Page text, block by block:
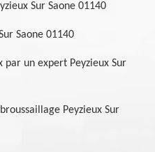
Sur Saone 01140
Saone 01140
un expert Peyzieux Sur
Peyzieux Sur